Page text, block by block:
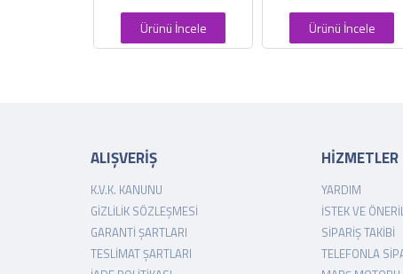
Ürünü İncele Ürünü İncele
ALIŞVERİŞ
K.V.K. KANUNU
GIZLILIK SÖZLEŞMESI
GARANTI ŞARTLARI
TESLIMAT ŞARTLARI
HİZMETLER
YARDIM
İSTEK VE
SIPARIŞ TAKIBI
TELEFONLA